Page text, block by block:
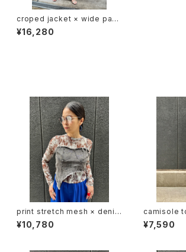
croped jacket × wide pant
s 2P set up セットアップ 2点
セット ジャケット クロップド丈
¥16,280
print stretch mesh × denim
docking design tops トップ
ス ストレッチ メッシュ デニム 切
¥10,780
camisole
size design
Tシャツ ハピ
¥7,590